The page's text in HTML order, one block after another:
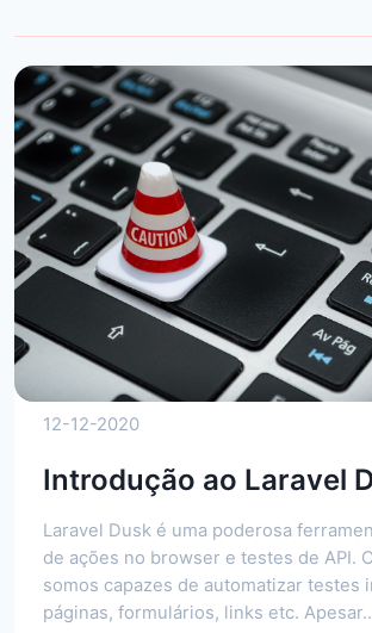
12-12-2020
Introdução ao Laravel
Laravel Dusk é uma poderosa
de ações no browser e testes de API.
somos capazes de automatizar testes
páginas, formulários, links etc.